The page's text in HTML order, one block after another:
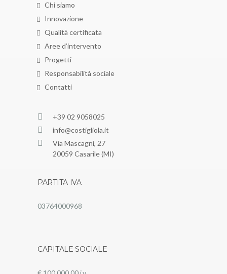
Chi siamo
Innovazione
Qualità certificata
Aree d’intervento
Progetti
Responsabilità sociale
Contatti
+39 02 9058025
info@costigliola.it
Via Mascagni, 27
20059 Casarile (MI)
PARTITA IVA
03764000968
CAPITALE SOCIALE